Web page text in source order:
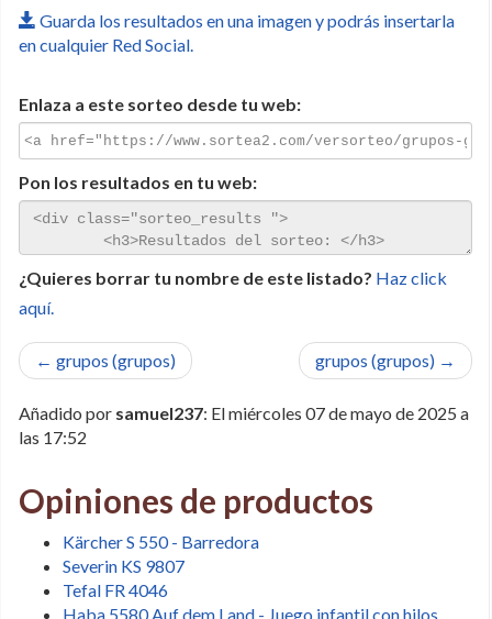
Guarda los resultados en una imagen y podrás insertarla
en cualquier Red Social.
Enlaza a este sorteo desde tu web:
Pon los resultados en tu web:
¿Quieres borrar tu nombre de este listado? Haz click
aquí.
← grupos (grupos) grupos (grupos) →
Añadido por samuel237: El miércoles 07 de mayo de 2025 a
las 17:52
Opiniones de productos
Kärcher S 550 - Barredora
Severin KS 9807
Tefal FR 4046
Haba 5580 Auf dem Land - Juego infantil con hilos